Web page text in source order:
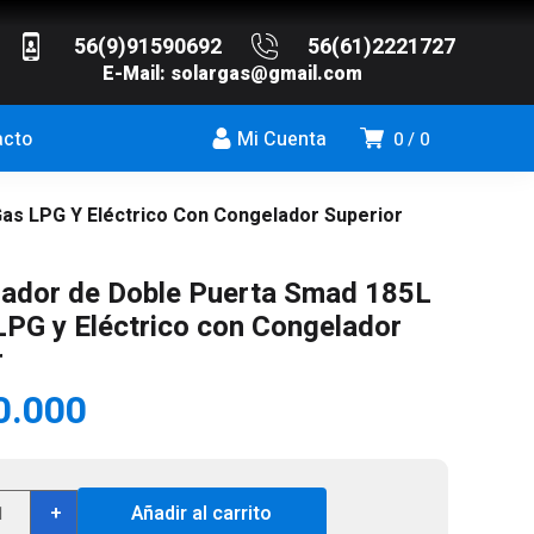
56(9)91590692 56(61)2221727
E-Mail: solargas@gmail.com
0 0
Mi Cuenta
LPG Y Eléctrico Con Congelador Superior
de Doble Puerta Smad 185L
y Eléctrico con Congelador
+ Añadir al carrito